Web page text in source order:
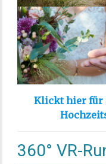
Klickt hier für
360° VR-